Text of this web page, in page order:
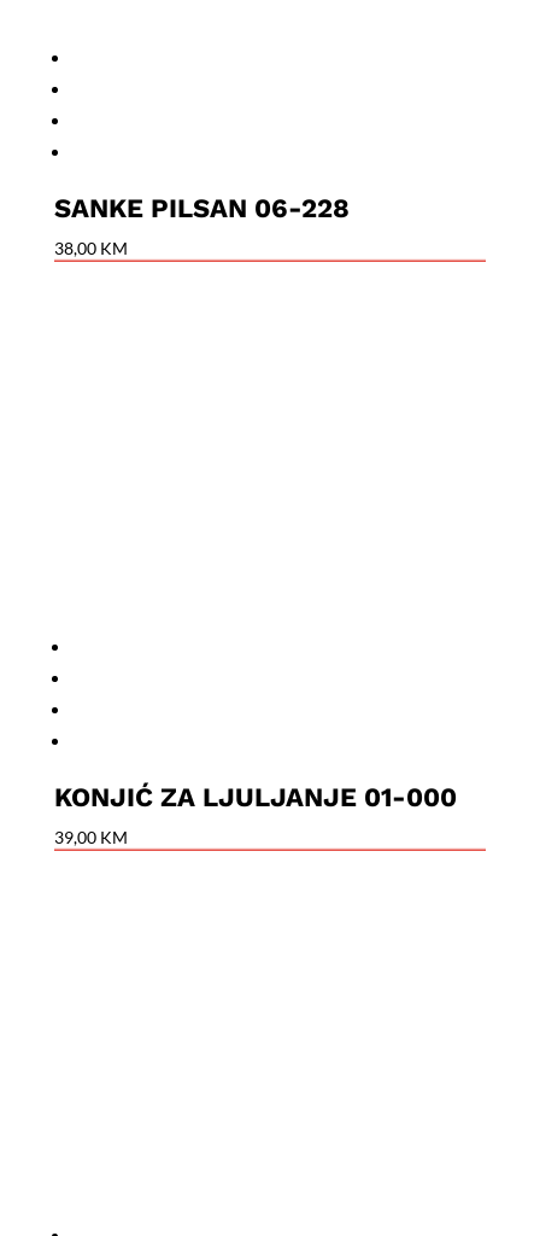
SANKE PILSAN 06-228
38,00 KM
KONJIĆ ZA LJULJANJE 01-000
39,00 KM